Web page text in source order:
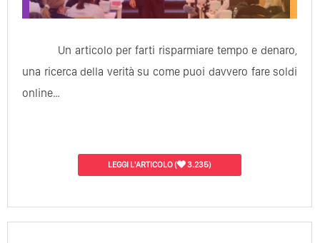
Un articolo per farti risparmiare tempo e denaro,
una ricerca della verità su come puoi davvero fare soldi
online…
LEGGI L'ARTICOLO( 3.235)